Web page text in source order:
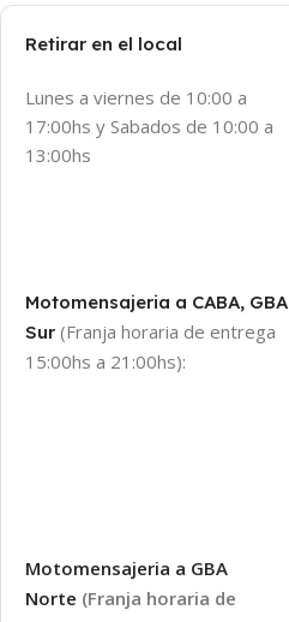
Retirar en el local
Lunes a viernes de 10:00 a
17:00hs y Sabados de 10:00 a
13:00hs
Motomensajeria a CABA, GBA
Sur (Franja horaria de entrega
15:00hs a 21:00hs):
Motomensajeria a GBA
Norte (Franja horaria de